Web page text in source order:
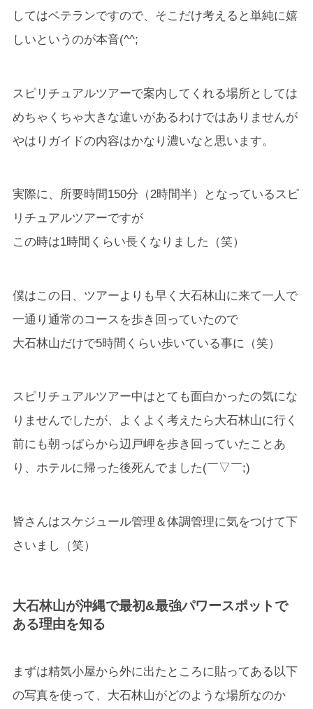
してはベテランですので、そこだけ考えると単純に嬉
しいというのが本音(^^;
スピリチュアルツアーで案内してくれる場所としては
めちゃくちゃ大きな違いがあるわけではありませんが
やはりガイドの内容はかなり濃いなと思います。
実際に、所要時間150分（2時間半）となっているスピ
リチュアルツアーですが
この時は1時間くらい長くなりました（笑）
僕はこの日、ツアーよりも早く大石林山に来て一人で
一通り通常のコースを歩き回っていたので
大石林山だけで5時間くらい歩いている事に（笑）
スピリチュアルツアー中はとても面白かったの気にな
りませんでしたが、よくよく考えたら大石林山に行く
前にも朝っぱらから辺戸岬を歩き回っていたことあ
り、ホテルに帰った後死んでました(￣▽￣;)
皆さんはスケジュール管理＆体調管理に気をつけて下
さいまし（笑）
大石林山が沖縄で最初&最強パワースポットで
ある理由を知る
まずは精気小屋から外に出たところに貼ってある以下
の写真を使って、大石林山がどのような場所なのか